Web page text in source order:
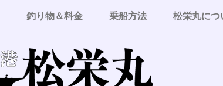
釣り物＆料金 乗船方法 松栄丸につ